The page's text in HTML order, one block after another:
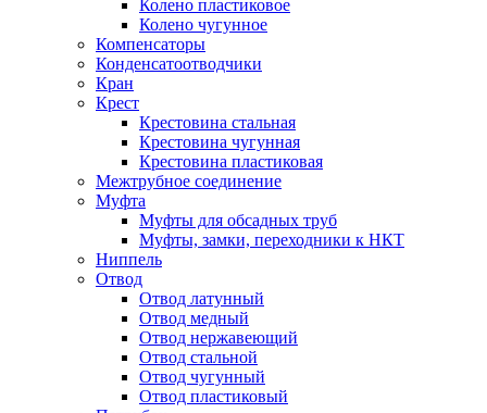
Колено пластиковое
Колено чугунное
Компенсаторы
Конденсатоотводчики
Кран
Крест
Крестовина стальная
Крестовина чугунная
Крестовина пластиковая
Межтрубное соединение
Муфта
Муфты для обсадных труб
Муфты, замки, переходники к НКТ
Ниппель
Отвод
Отвод латунный
Отвод медный
Отвод нержавеющий
Отвод стальной
Отвод чугунный
Отвод пластиковый